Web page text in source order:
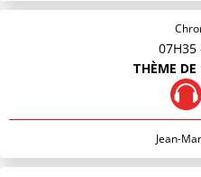
07H35
THÈME
Jean-